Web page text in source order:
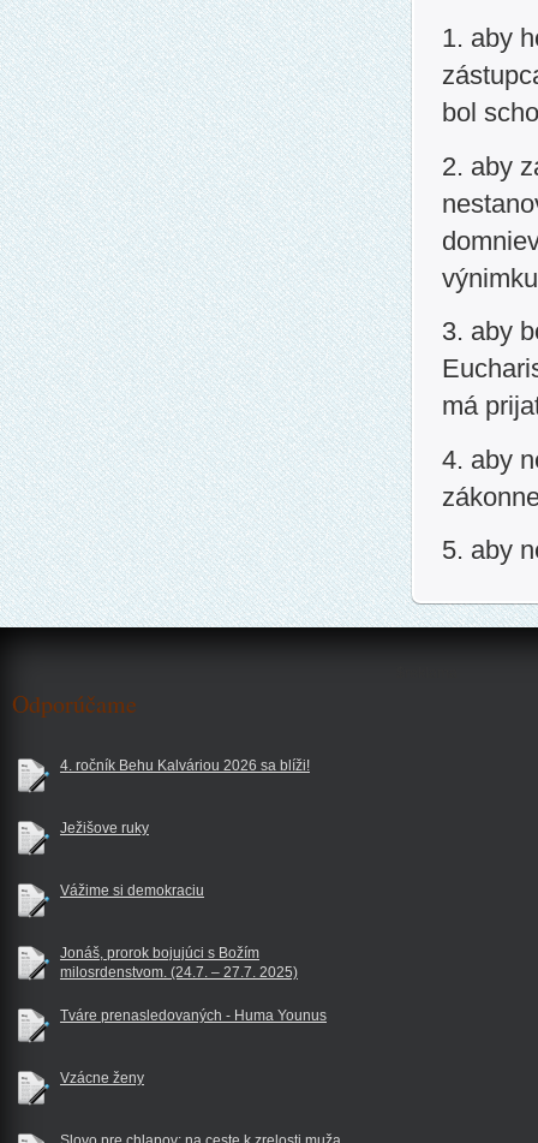
1. aby
bol
2. aby
3. aby
má
4. aby
5. aby
Odporúčame
4. ročník Behu Kalváriou 2026 sa blíži!
Ježišove ruky
Vážime si demokraciu
Jonáš, prorok bojujúci s Božím
milosrdenstvom. (24.7. – 27.7. 2025)
Tváre prenasledovaných - Huma Younus
Vzácne ženy